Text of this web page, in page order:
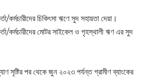
কর্মচারীদের চিকিৎসা ঋণে সুদ সহায়তা দেয়া।
কর্মচারীদের মোটর সাইকেল ও গৃহস্থালী ঋণ এর সুদ
সৃষ্টির পর থেকে জুন ২০২৩ পর্যন্ত গ্রামীণ ব্যাংকের